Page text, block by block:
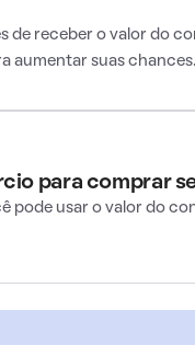
de receber o valor do
aumentar suas chances.
para comprar
pode usar o valor do